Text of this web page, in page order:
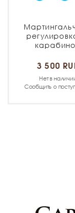
3 500
Нет в
Сообщить о